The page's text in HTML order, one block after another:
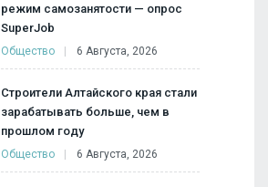
режим самозанятости — опрос
SuperJob
Общество 6 Августа, 2026
Строители Алтайского края стали
зарабатывать больше, чем в
прошлом году
Общество 6 Августа, 2026